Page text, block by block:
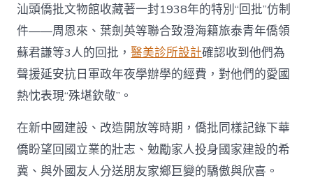
汕頭僑批文物館收藏著一封1938年的特別“回批”仿制
件——周恩來、葉劍英等聯合致澄海籍旅泰青年僑領
蘇君謙等3人的回批，醫美診所設計確認收到他們為
聲援延安抗日軍政年夜學辦學的經費，對他們的愛國
熱忱表現“殊堪欽敬”。
在新中國建設、改造開放等時期，僑批同樣記錄下華
僑盼望回國立業的壯志、勉勵家人投身國家建設的希
冀、與外國友人分送朋友家鄉巨變的驕傲與欣喜。